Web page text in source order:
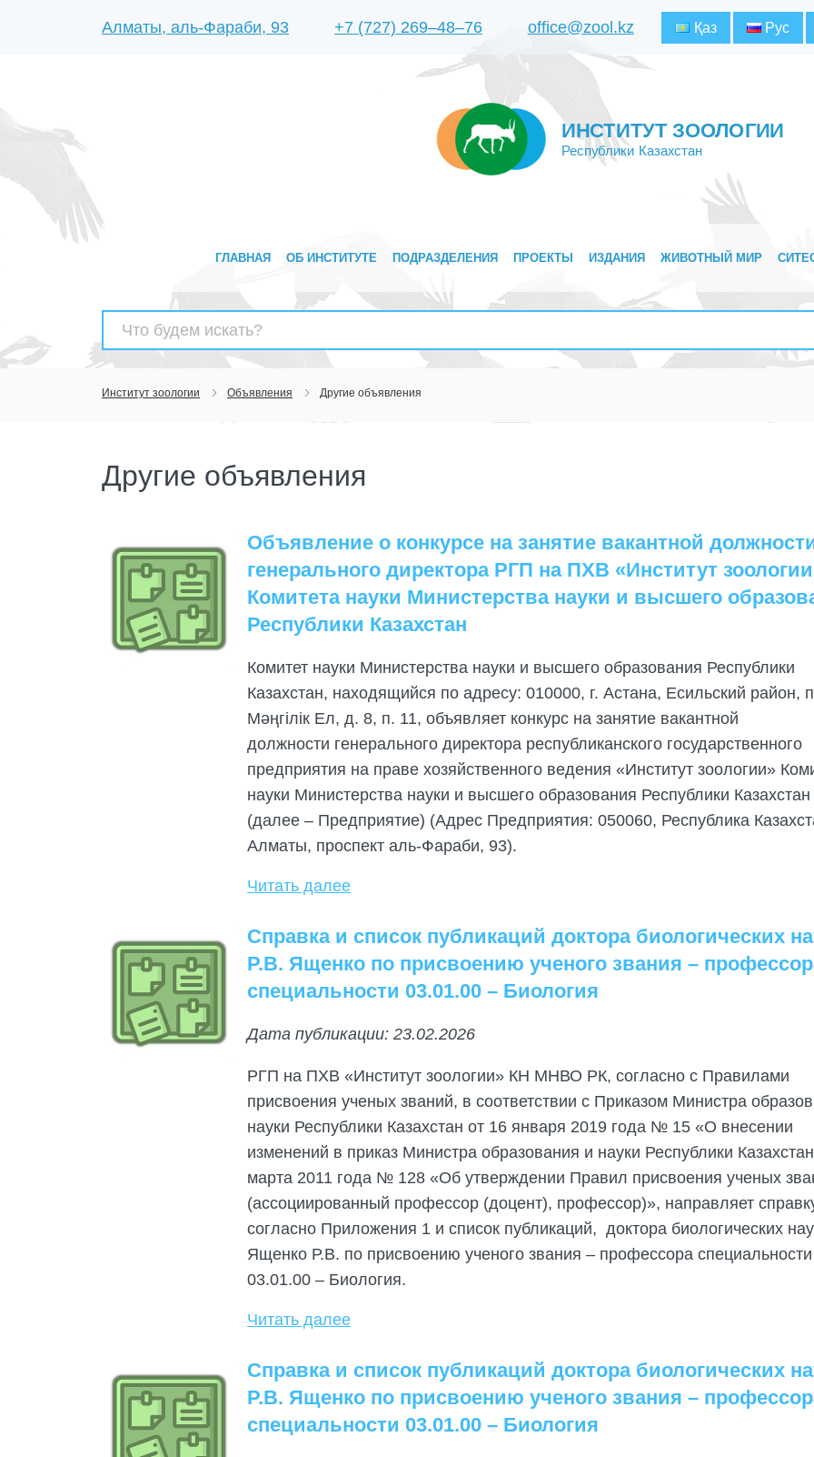
Алматы, аль-Фараби, 93 +7 (727) 269‒48‒76 office@zool.kz Қаз Рус
ИНСТИТУТ ЗООЛОГИИ
Республики Казахстан
ГЛАВНАЯ ОБ ИНСТИТУТЕ ПОДРАЗДЕЛЕНИЯ ПРОЕКТЫ ИЗДАНИЯ ЖИВОТНЫЙ МИР
Найти:
Институт зоологии Объявления Другие объявления
Другие объявления
Объявление о конкурсе на занятие вакантной
генерального директора РГП на ПХВ «Институт
Комитета науки Министерства науки и высшего
Республики Казахстан
Комитет науки Министерства науки и высшего образования Республики
Казахстан, находящийся по адресу: 010000, г. Астана, Есильский район,
Мәңгілік Ел, д. 8, п. 11, объявляет конкурс на занятие вакантной
должности генерального директора республиканского государственного
предприятия на праве хозяйственного ведения «Институт зоологии»
науки Министерства науки и высшего образования Республики Казахстан
(далее – Предприятие) (Адрес Предприятия: 050060, Республика
Алматы, проспект аль-Фараби, 93).
Читать далее
Справка и список публикаций доктора биологических
Р.В. Ященко по присвоению ученого звания –
специальности 03.01.00 – Биология
Дата публикации: 23.02.2026
РГП на ПХВ «Институт зоологии» КН МНВО РК, согласно с Правилами
присвоения ученых званий, в соответствии с Приказом Министра
науки Республики Казахстан от 16 января 2019 года № 15 «О внесении
изменений в приказ Министра образования и науки Республики
марта 2011 года № 128 «Об утверждении Правил присвоения ученых
(ассоциированный профессор (доцент), профессор)», направляет
согласно Приложения 1 и список публикаций, доктора биологических
Ященко Р.В. по присвоению ученого звания – профессора специальности
03.01.00 – Биология.
Читать далее
Справка и список публикаций доктора биологических
Р.В. Ященко по присвоению ученого звания –
специальности 03.01.00 – Биология